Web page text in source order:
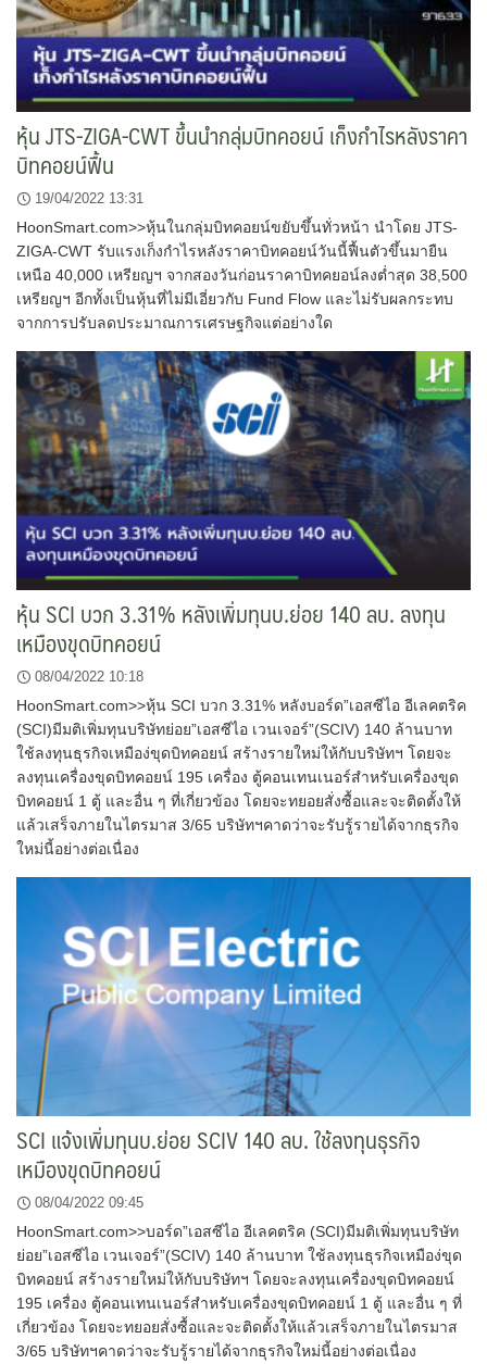
หุ้น JTS-ZIGA-CWT ขึ้นนำกลุ่มบิทคอยน์ เก็งกำไรหลังราคา
บิทคอยน์ฟื้น
19/04/2022 13:31
HoonSmart.com>>หุ้นในกลุ่มบิทคอยน์ขยับขึ้นทั่วหน้า นำโดย JTS-
ZIGA-CWT รับแรงเก็งกำไรหลังราคาบิทคอยน์วันนี้ฟื้นตัวขึ้นมายืน
เหนือ 40,000 เหรียญฯ จากสองวันก่อนราคาบิทคยอน์ลงต่ำสุด 38,500
เหรียญฯ อีกทั้งเป็นหุ้นที่ไม่มีเอี่ยวกับ Fund Flow และไม่รับผลกระทบ
จากการปรับลดประมาณการเศรษฐกิจแต่อย่างใด
หุ้น SCI บวก 3.31% หลังเพิ่มทุนบ.ย่อย 140 ลบ. ลงทุน
เหมืองขุดบิทคอยน์
08/04/2022 10:18
HoonSmart.com>>หุ้น SCI บวก 3.31% หลังบอร์ด”เอสซีไอ อีเลคตริค
(SCI)มีมติเพิ่มทุนบริษัทย่อย”เอสซีไอ เวนเจอร์”(SCIV) 140 ล้านบาท
ใช้ลงทุนธุรกิจเหมือง่ขุดบิทคอยน์ สร้างรายใหม่ให้กับบริษัทฯ โดยจะ
ลงทุนเครื่องขุดบิทคอยน์ 195 เครื่อง ตู้คอนเทนเนอร์สำหรับเครื่องขุด
บิทคอยน์ 1 ตู้ และอื่น ๆ ที่เกี่ยวข้อง โดยจะทยอยสั่งซื้อและจะติดตั้งให้
แล้วเสร็จภายในไตรมาส 3/65 บริษัทฯคาดว่าจะรับรู้รายได้จากธุรกิจ
ใหม่นี้อย่างต่อเนื่อง
SCI แจ้งเพิ่มทุนบ.ย่อย SCIV 140 ลบ. ใช้ลงทุนธุรกิจ
เหมืองขุดบิทคอยน์
08/04/2022 09:45
HoonSmart.com>>บอร์ด”เอสซีไอ อีเลคตริค (SCI)มีมติเพิ่มทุนบริษัท
ย่อย”เอสซีไอ เวนเจอร์”(SCIV) 140 ล้านบาท ใช้ลงทุนธุรกิจเหมือง่ขุด
บิทคอยน์ สร้างรายใหม่ให้กับบริษัทฯ โดยจะลงทุนเครื่องขุดบิทคอยน์
195 เครื่อง ตู้คอนเทนเนอร์สำหรับเครื่องขุดบิทคอยน์ 1 ตู้ และอื่น ๆ ที่
เกี่ยวข้อง โดยจะทยอยสั่งซื้อและจะติดตั้งให้แล้วเสร็จภายในไตรมาส
3/65 บริษัทฯคาดว่าจะรับรู้รายได้จากธุรกิจใหม่นี้อย่างต่อเนื่อง